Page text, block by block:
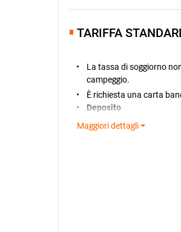
TARIFFA
La tassa di soggiorno
campeggio.
È richiesta una carta
Deposito
Per tutte le prenotazioni
addebitato sulla carta
soggiorno prenotato è
all’importo del
, da € 100 a €
supplemento per
Maggiori dettagli